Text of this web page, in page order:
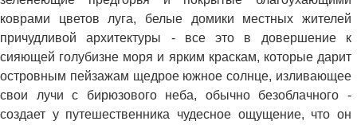
коврами цветов луга, белые домики местных жителей
причудливой архитектуры - все это в довершение к
сияющей голубизне моря и ярким краскам, которые дарит
островным пейзажам щедрое южное солнце, изливающее
свои лучи с бирюзового неба, обычно безоблачного -
создает у путешественника чудесное ощущение, что он